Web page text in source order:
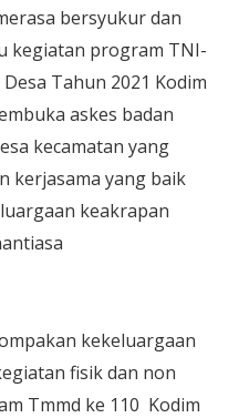
bersyukur dan
kegiatan program TNI-
Tahun 2021 Kodim
askes badan
kecamatan yang
kerjasama yang baik
keakrapan
kekeluargaan
fisik dan non
Tmmd ke 110 Kodim